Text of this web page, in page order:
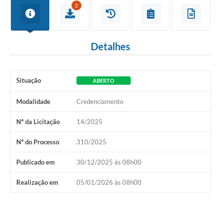
2
Detalhes
Situação ABERTO
Modalidade Credenciamento
Nº da Licitação 14/2025
Nº do Processo 310/2025
Publicado em 30/12/2025 às 08h00
Realização em 05/01/2026 às 08h00